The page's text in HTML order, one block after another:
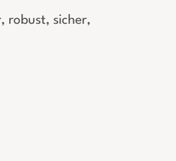
robust, sicher,